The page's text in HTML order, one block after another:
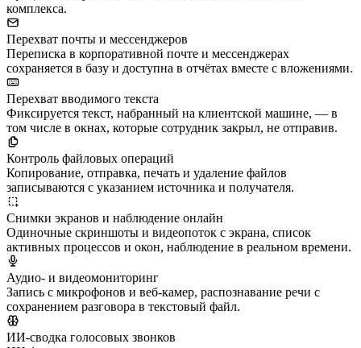
комплекса.
Перехват почты и мессенджеров
Переписка в корпоративной почте и мессенджерах
сохраняется в базу и доступна в отчётах вместе с вложениями.
Перехват вводимого текста
Фиксируется текст, набранный на клиентской машине, — в
том числе в окнах, которые сотрудник закрыл, не отправив.
Контроль файловых операций
Копирование, отправка, печать и удаление файлов
записываются с указанием источника и получателя.
Снимки экранов и наблюдение онлайн
Одиночные скриншоты и видеопоток с экрана, список
активных процессов и окон, наблюдение в реальном времени.
Аудио- и видеомониторинг
Запись с микрофонов и веб-камер, распознавание речи с
сохранением разговора в текстовый файл.
ИИ-сводка голосовых звонков